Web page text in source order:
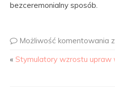
bezceremonialny sposób.
Możliwość komentowania
« Stymulatory wzrostu upraw